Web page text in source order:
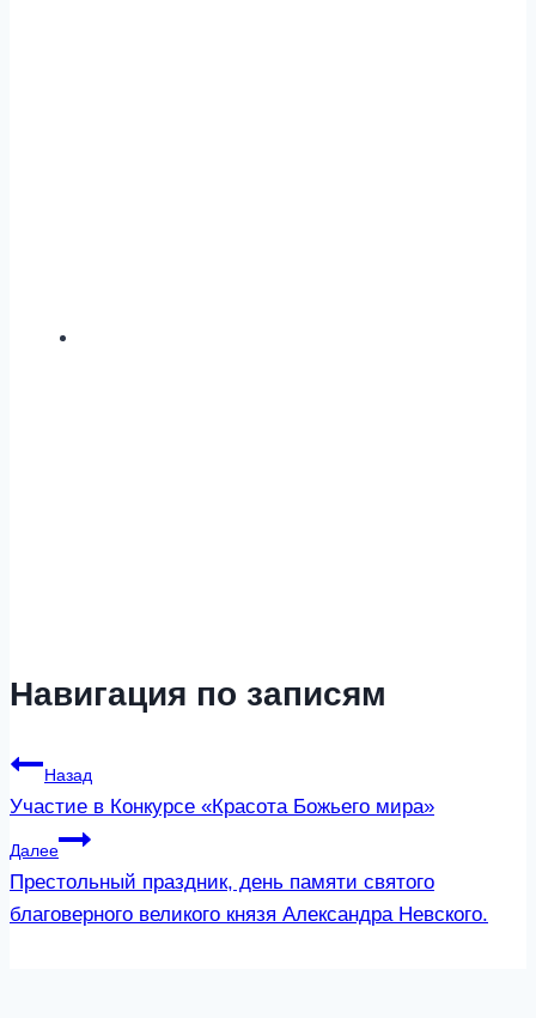
Навигация по записям
Назад
Участие в Конкурсе «Красота Божьего мира»
Далее
Престольный праздник, день памяти святого
благоверного великого князя Александра Невского.